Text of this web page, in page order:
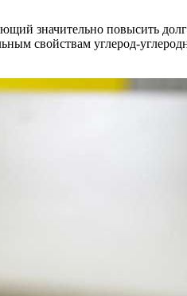
значительно повысить
свойствам углерод-